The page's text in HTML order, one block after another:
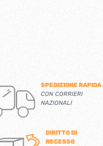
SPEDIZIONE RAPIDA
CON CORRIERI
NAZIONALI
DIRITTO DI
RECESSO